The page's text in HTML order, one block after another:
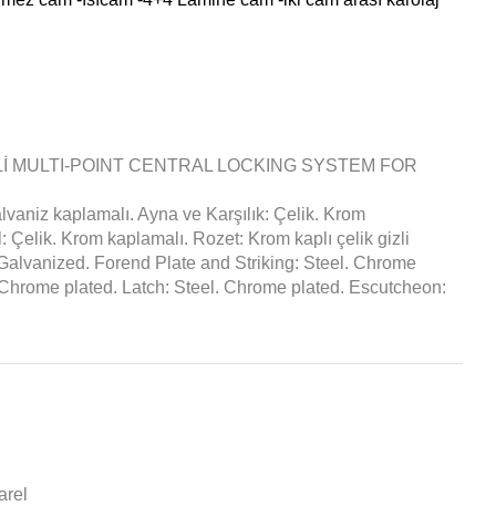
POINT CENTRAL LOCKING SYSTEM FOR
kaplamalı. Ayna ve Karşılık: Çelik. Krom
Çelik. Krom kaplamalı. Rozet: Krom kaplı çelik gizli
Forend Plate and Striking: Steel. Chrome
plated. Latch: Steel. Chrome plated. Escutcheon: